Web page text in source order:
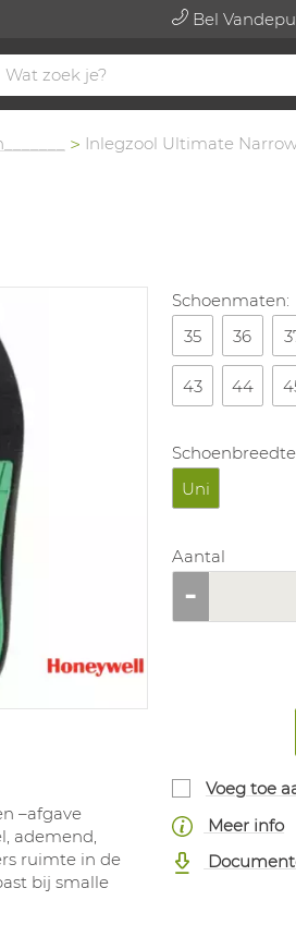
Bel
Inlegzool Ultimate
–afgave
ademend,
ruimte in de
bij smalle
Schoenmaten:
35
36
43 44
Uni
Aantal
Voeg toe
Meer info